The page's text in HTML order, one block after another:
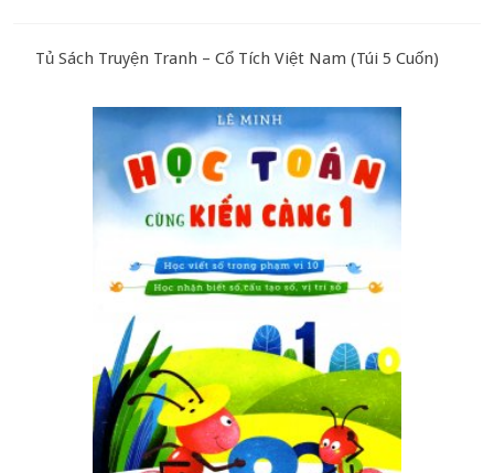
Tủ Sách Truyện Tranh – Cổ Tích Việt Nam (Túi 5 Cuốn)